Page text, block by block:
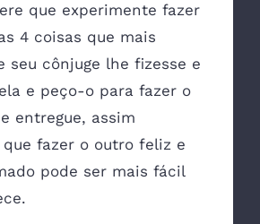
que experimente fazer
4 coisas que mais
seu cônjuge lhe fizesse e
e peço-o para fazer o
entregue, assim
fazer o outro feliz e
pode ser mais fácil